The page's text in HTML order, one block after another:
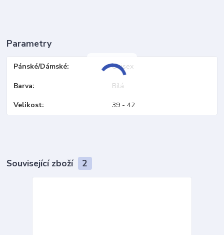
Parametry
Pánské/Dámské Unisex
Barva Bílá
Velikost 39 - 42
Související zboží 2